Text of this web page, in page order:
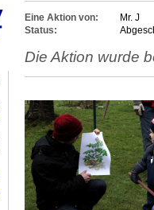
Eine Aktion von:
Mr. J
Status:
Die Aktion wurde